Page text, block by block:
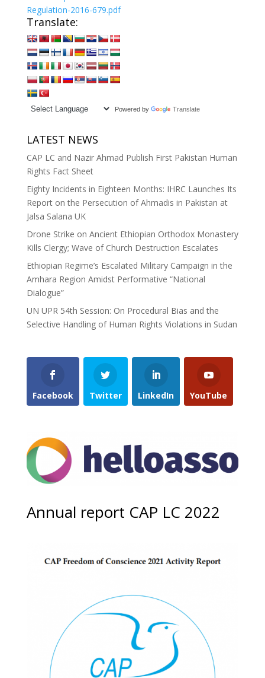
Regulation-2016-679.pdf
Translate:
Powered by Translate
LATEST NEWS
CAP LC and Nazir Ahmad Publish First Pakistan Human
Rights Fact Sheet
Eighty Incidents in Eighteen Months: IHRC Launches Its
Report on the Persecution of Ahmadis in Pakistan at
Jalsa Salana UK
Drone Strike on Ancient Ethiopian Orthodox Monastery
Kills Clergy; Wave of Church Destruction Escalates
Ethiopian Regime’s Escalated Military Campaign in the
Amhara Region Amidst Performative “National
Dialogue”
UN UPR 54th Session: On Procedural Bias and the
Selective Handling of Human Rights Violations in Sudan
Facebook Twitter LinkedIn YouTube
Annual report CAP LC 2022